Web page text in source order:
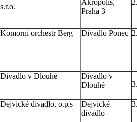
s.r.o.
Akropolis,
Praha 3
Komorní orchestr Berg Divadlo Ponec
Divadlo v Dlouhé
Divadlo v
Dlouhé
Dejvické divadlo, o.p.s
Dejvické
divadlo